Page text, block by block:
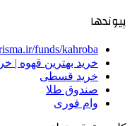
پیوندها
funds/kahroba
خرید بهترین قهوه |
خرید قسطی
صندوق طلا
وام فوری